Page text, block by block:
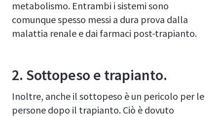
metabolismo. Entrambi i sistemi sono
comunque spesso messi a dura prova dalla
malattia renale e dai farmaci post-trapianto.
2. Sottopeso e trapianto.
Inoltre, anche il sottopeso è un pericolo per le
persone dopo il trapianto. Ciò è dovuto